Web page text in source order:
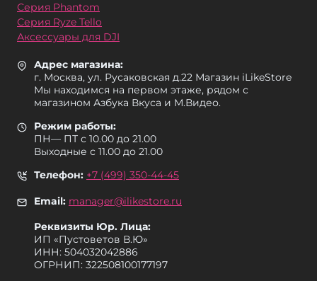
Серия Phantom
Серия Ryze Tello
Аксессуары для DJI
Адрес магазина:
г. Москва, ул. Русаковская д.22 Магазин iLikeStore
Мы находимся на первом этаже, рядом с
магазином Азбука Вкуса и М.Видео.
Режим работы:
ПН— ПТ с 10.00 до 21.00
Выходные с 11.00 до 21.00
Телефон: +7 (499) 350-44-45
Email: manager@ilikestore.ru
Реквизиты Юр. Лица:
ИП «Пуcтоветов В.Ю»
ИНН: 504032042886
ОГРНИП: 322508100177197